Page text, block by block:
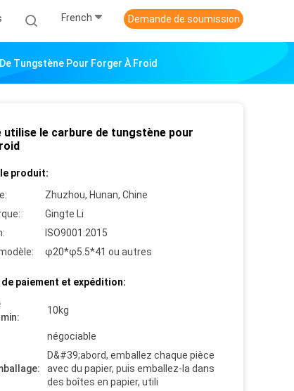
French Demande de soumission
Tungstène Pour Forger À Froid
utilise le carbure de tungstène pour
produit:
Zhuzhou, Hunan, Chine
Gingte Li
ISO9001:2015
φ20*φ5.5*41 ou autres
paiement et expédition:
10kg
négociable
D&#39;abord, emballez chaque pièce
avec du papier, puis emballez-la dans
des boîtes en papier, utili